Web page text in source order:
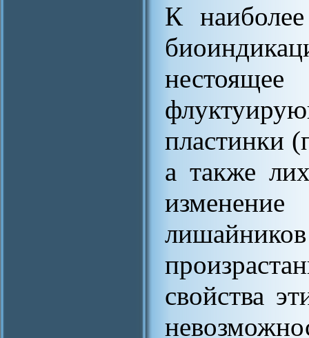
К
пластинки
а также
свойства